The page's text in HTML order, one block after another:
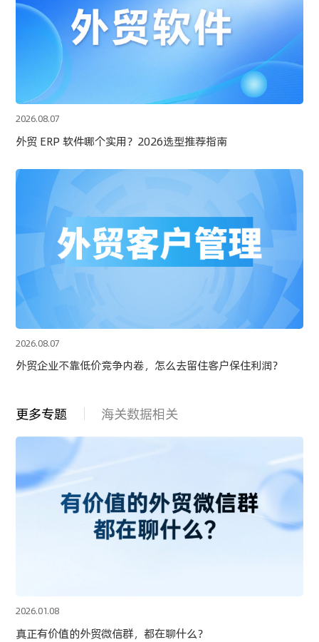
2026.08.07
外贸 ERP 软件哪个实用？2026选型推荐指南
2026.08.07
外贸企业不靠低价竞争内卷，怎么去留住客户保住利润？
更多专题 海关数据相关
2026.01.08
真正有价值的外贸微信群，都在聊什么？